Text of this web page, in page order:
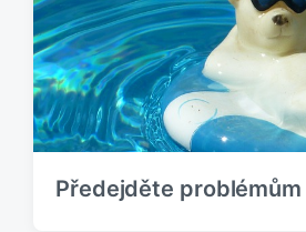
Předejděte problémům